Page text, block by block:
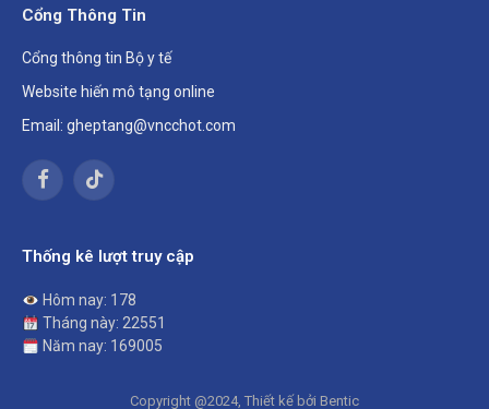
Cổng Thông Tin
Cổng thông tin Bộ y tế
Website hiến mô tạng online
Email: gheptang@vncchot.com
FacebookTikTok
Thống kê lượt truy cập
Hôm nay: 178
Tháng này: 22551
Năm nay: 169005
Copyright @2024, Thiết kế bởi Bentic